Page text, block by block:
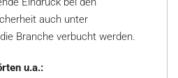
auch unter
Branche verbucht werden.
u.a.: